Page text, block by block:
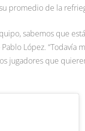
promedio de la
sabemos que
López. “Todavía
jugadores que